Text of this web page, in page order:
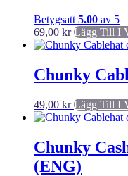
Betygsatt 5.00 av 5
69,00 kr Lägg Till I
Chunky
49,00 kr Lägg Till I
Chunky
(ENG)